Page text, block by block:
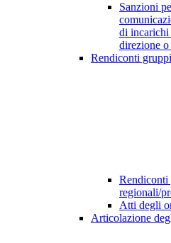
Sanzioni
di
direzione
Rendiconti
Rendiconti
regionali/
Atti degli
Articolazione